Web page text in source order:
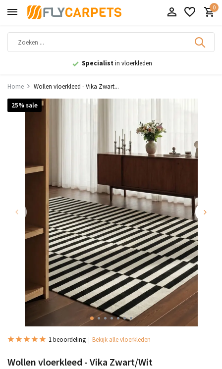
0
9,1uit 11.000+ beoordelingen
Home Wollen vloerkleed - Vika Zwart...
25% sale
1 beoordeling Bekijk alle vloerkleden
Wollen vloerkleed - Vika Zwart/Wit